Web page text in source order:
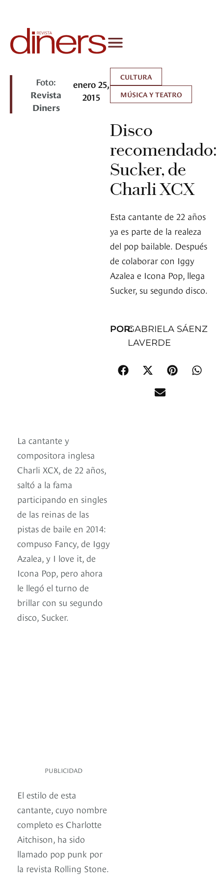
Foto:
Revista
Diners
enero 25,
2015
CULTURA
MÚSICA Y TEATRO
Disco
recomendado:
Sucker, de
Charli XCX
Esta cantante de 22 años
ya es parte de la realeza
del pop bailable. Después
de colaborar con Iggy
Azalea e Icona Pop, llega
Sucker, su segundo disco.
POR:GABRIELA SÁENZ
LAVERDE
La cantante y
compositora inglesa
Charli XCX, de 22 años,
saltó a la fama
participando en singles
de las reinas de las
pistas de baile en 2014:
compuso Fancy, de Iggy
Azalea, y I love it, de
Icona Pop, pero ahora
le llegó el turno de
brillar con su segundo
disco, Sucker.
PUBLICIDAD
El estilo de esta
cantante, cuyo nombre
completo es Charlotte
Aitchison, ha sido
llamado pop punk por
la revista Rolling Stone.